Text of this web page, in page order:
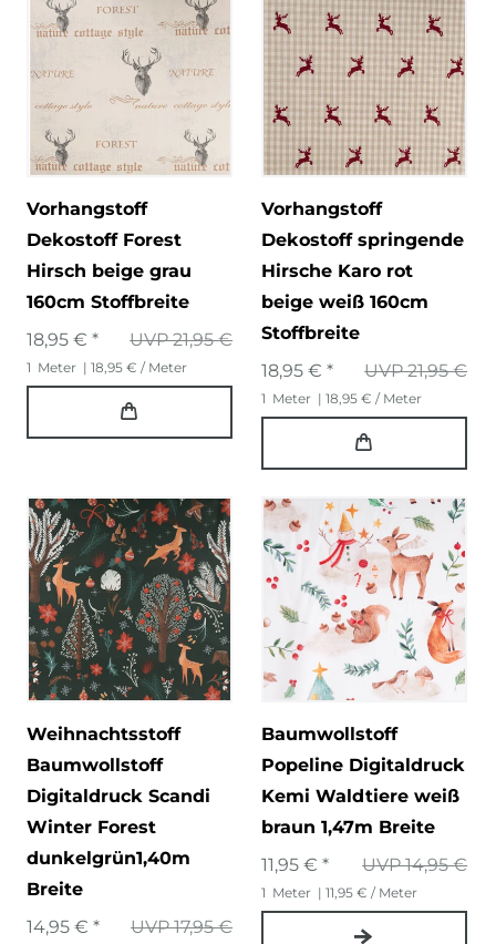
Vorhangstoff
Dekostoff Forest
Hirsch beige grau
160cm Stoffbreite
UVP 21,95 €
18,95 € *
1 Meter | 18,95 € / Meter
Vorhangstoff
Dekostoff springende
Hirsche Karo rot
beige weiß 160cm
Stoffbreite
UVP 21,95 €
18,95 € *
1 Meter | 18,95 € / Meter
Weihnachtsstoff
Baumwollstoff
Digitaldruck Scandi
Winter Forest
dunkelgrün1,40m
Breite
UVP 17,95 €
14,95 € *
Baumwollstoff
Popeline Digitaldruck
Kemi Waldtiere weiß
braun 1,47m Breite
UVP 14,95 €
11,95 € *
1 Meter | 11,95 € / Meter